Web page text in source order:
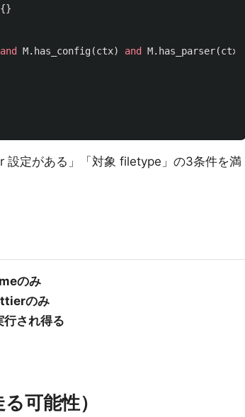
{}
and M. has_config(ctx) and M. has_parser(ctx
設定がある」「対象 filetype」の3条件を満
のみ
のみ
され得る
可能性）